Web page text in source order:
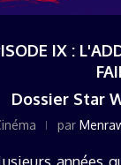
IX :
Dossier Star
par
années